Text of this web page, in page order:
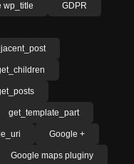
wp_title GDPR
get_template_part
Google +
Google maps pluginy